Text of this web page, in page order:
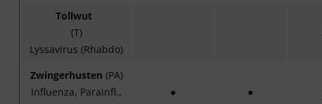
Tollwut
(T)
Lyssavirus (Rhabdo)
Zwingerhusten (PA)
Influenza, Parainfl.,
● ●